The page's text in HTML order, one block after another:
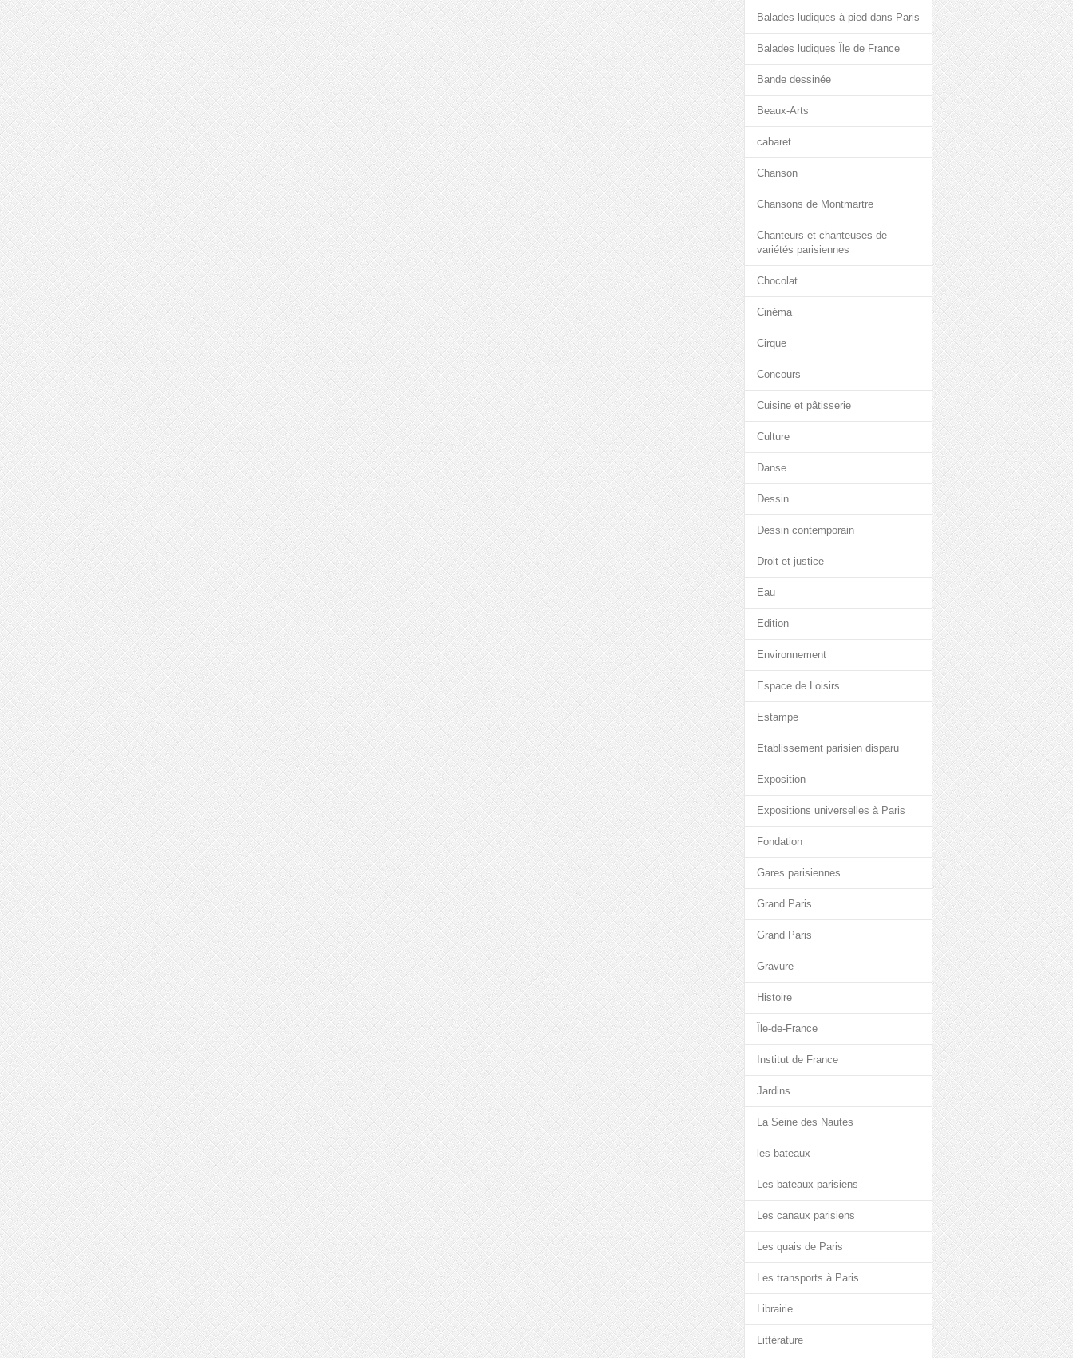
Balades ludiques à pied dans Paris
Balades ludiques Île de France
Bande dessinée
Beaux-Arts
cabaret
Chanson
Chansons de Montmartre
Chanteurs et chanteuses de
variétés parisiennes
Chocolat
Cinéma
Cirque
Concours
Cuisine et pâtisserie
Culture
Danse
Dessin
Dessin contemporain
Droit et justice
Eau
Edition
Environnement
Espace de Loisirs
Estampe
Etablissement parisien disparu
Exposition
Expositions universelles à Paris
Fondation
Gares parisiennes
Grand Paris
Grand Paris
Gravure
Histoire
Île-de-France
Institut de France
Jardins
La Seine des Nautes
les bateaux
Les bateaux parisiens
Les canaux parisiens
Les quais de Paris
Les transports à Paris
Librairie
Littérature